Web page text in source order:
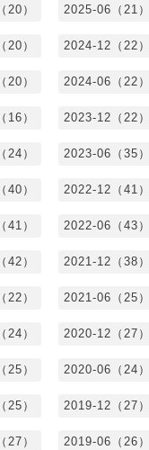
20） 2025-06（21）
20） 2024-12（22）
20） 2024-06（22）
16） 2023-12（22）
24） 2023-06（35）
40） 2022-12（41）
41） 2022-06（43）
42） 2021-12（38）
22） 2021-06（25）
24） 2020-12（27）
25） 2020-06（24）
25） 2019-12（27）
27） 2019-06（26）